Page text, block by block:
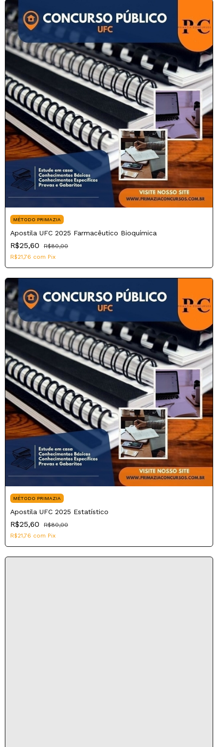
MÉTODO PRIMAZIA
Apostila UFC 2025 Farmacêutico Bioquímica
R$25,60
R$80,00
R$21,76 com Pix
MÉTODO PRIMAZIA
Apostila UFC 2025 Estatístico
R$25,60
R$80,00
R$21,76 com Pix